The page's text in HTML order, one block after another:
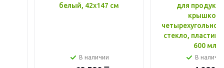
белый, 42x147 см
В наличии
для
крышкой,
стекло, пластик
600 мл
В